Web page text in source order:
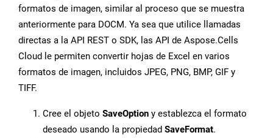
formatos de imagen, similar al proceso que se muestra
anteriormente para DOCM. Ya sea que utilice llamadas
directas a la API REST o SDK, las API de Aspose.Cells
Cloud le permiten convertir hojas de Excel en varios
formatos de imagen, incluidos JPEG, PNG, BMP, GIF y
TIFF.
Cree el objeto SaveOption y establezca el formato
deseado usando la propiedad SaveFormat.